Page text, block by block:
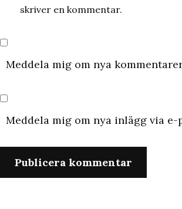
skriver en kommentar.
Meddela mig om nya
Meddela mig om nya inlägg via e-